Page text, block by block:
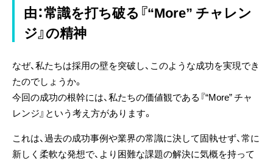
由：常識を打ち破る『“More” チャレン
ジ』の精神
なぜ、私たちは採用の壁を突破し、このような成功を実現でき
たのでしょうか。
今回の成功の根幹には、私たちの価値観である『“More” チャ
レンジ』という考え方があります。
これは、過去の成功事例や業界の常識に決して固執せず、常に
新しく柔軟な発想で、より困難な課題の解決に気概を持って